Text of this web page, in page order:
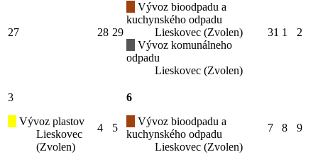
27 28 29
Vývoz bioodpadu a
kuchynského odpadu
Lieskovec (Zvolen)
Vývoz komunálneho
odpadu
Lieskovec (Zvolen)
31 1 2
3
Vývoz plastov
Lieskovec
(Zvolen)
4 5
6
Vývoz bioodpadu a
kuchynského odpadu
Lieskovec (Zvolen)
7 8 9